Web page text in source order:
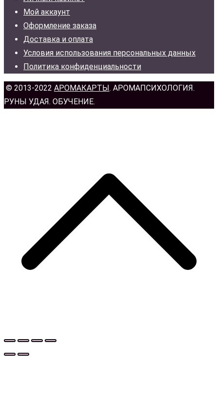
Мой аккаунт
Оформление заказа
Доставка и оплата
Условия использования персональных данных
Политика конфиденциальности
© 2013-2022 АРОМАКАРТЫ . АРОМАПСИХОЛОГИЯ.
РУНЫ УДАЯ. ОБУЧЕНИЕ.